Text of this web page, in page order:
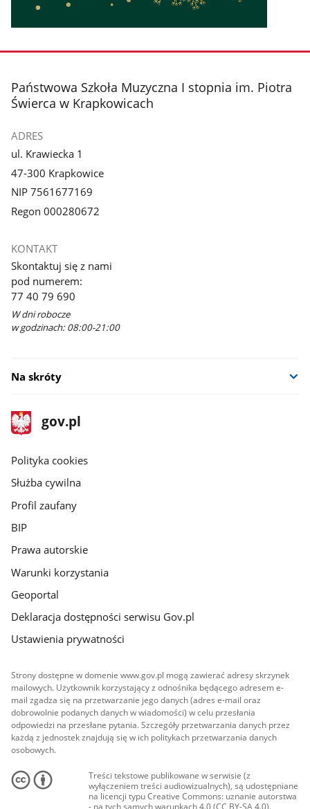
stopka
Państwowa Szkoła Muzyczna I stopnia im. Piotra
Świerca w Krapkowicach
ADRES
ul. Krawiecka 1
47-300 Krapkowice
NIP 7561677169
Regon 000280672
KONTAKT
Skontaktuj się z nami
pod numerem:
77 40 79 690
W dni robocze
w godzinach: 08:00-21:00
Na skróty
stopka
gov.pl
Strona
gov.pl
gov.pl
Polityka cookies
Służba cywilna
Profil zaufany
BIP
Prawa autorskie
Warunki korzystania
Geoportal
Deklaracja dostępności serwisu Gov.pl
Ustawienia prywatności
Strony dostępne w domenie www.gov.pl mogą zawierać adresy skrzynek
mailowych. Użytkownik korzystający z odnośnika będącego adresem e-
mail zgadza się na przetwarzanie jego danych (adres e-mail oraz
dobrowolnie podanych danych w wiadomości) w celu przesłania
odpowiedzi na przesłane pytania. Szczegóły przetwarzania danych przez
każdą z jednostek znajdują się w ich politykach przetwarzania danych
osobowych.
Treści tekstowe publikowane w serwisie (z
wyłączeniem treści audiowizualnych), są udostępniane
na licencji typu Creative Commons: uznanie autorstwa